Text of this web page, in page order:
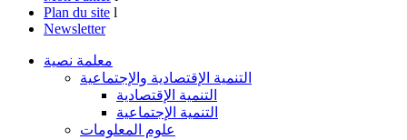
Plan du site l
Newsletter
معلمة نصية
التنمية الإقتصادية والإجتماعية
التنمية الإقتصادية
التنمية الإجتماعية
علوم المعلومات